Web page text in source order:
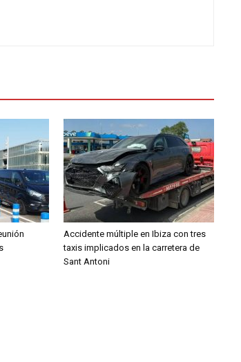
Accidente múltiple en Ibiza con tres
taxis implicados en la carretera de
Sant Antoni